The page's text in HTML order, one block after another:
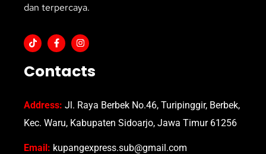
dan terpercaya.
Contacts
Address: Jl. Raya Berbek No.46, Turipinggir, Berbek,
Kec. Waru, Kabupaten Sidoarjo, Jawa Timur 61256
Email: kupangexpress.sub@gmail.com